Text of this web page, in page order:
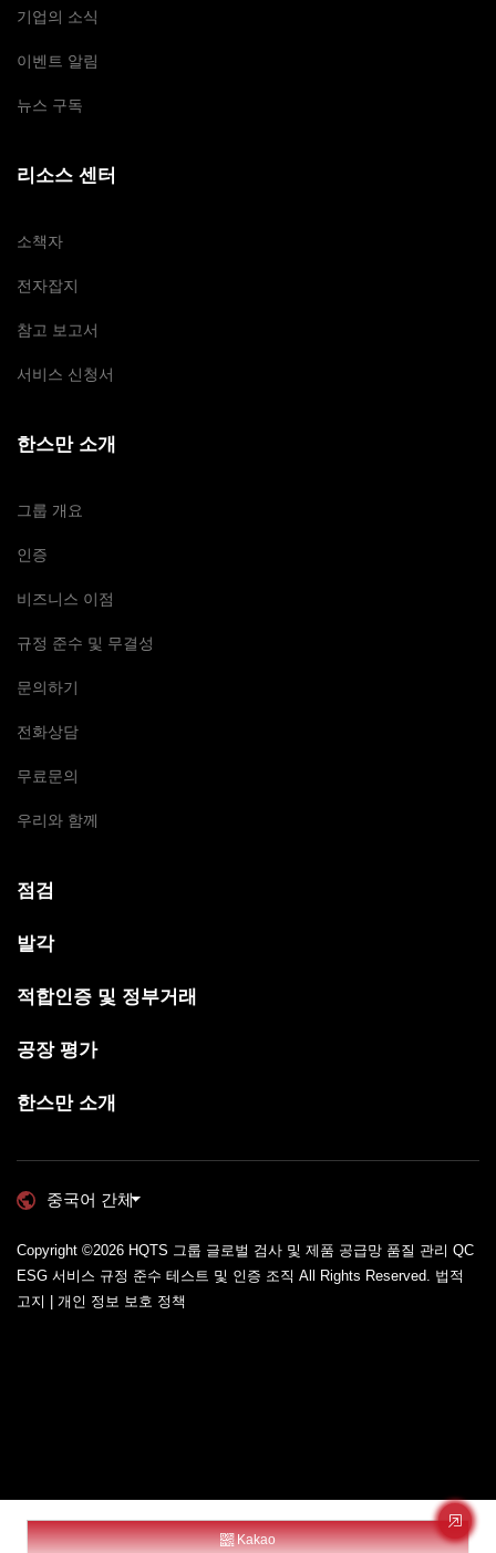
기업의 소식
이벤트 알림
뉴스 구독
리소스 센터
소책자
전자잡지
참고 보고서
서비스 신청서
한스만 소개
그룹 개요
인증
비즈니스 이점
규정 준수 및 무결성
문의하기
전화상담
무료문의
우리와 함께
점검
발각
적합인증 및 정부거래
공장 평가
한스만 소개
중국어 간체
Copyright ©2026 HQTS 그룹 글로벌 검사 및 제품 공급망 품질 관리 QC
ESG 서비스 규정 준수 테스트 및 인증 조직 All Rights Reserved. 법적
고지 | 개인 정보 보호 정책
Kakao